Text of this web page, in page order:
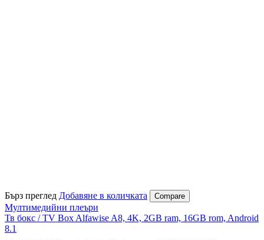
Бърз преглед Добавяне в количката Compare
Мултимедийни плеъри
Тв бокс / TV Box Alfawise A8, 4K, 2GB ram, 16GB rom, Android
8.1